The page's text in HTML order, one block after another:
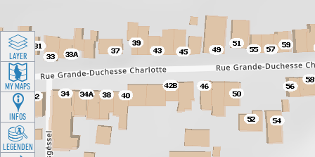
LAYER
MY MAPS
INFOS
LEGENDEN